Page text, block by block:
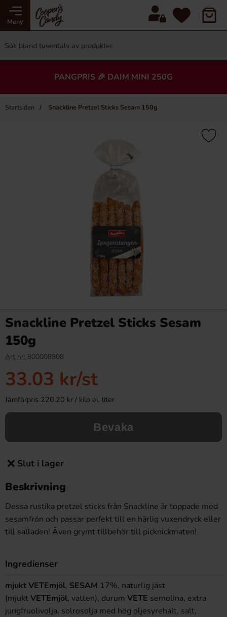
Meny
PANGPRIS 🎉 DAIM MINI 250G
Startsidan Snackline Pretzel Sticks Sesam 150g
Snackline Pretzel Sticks Sesam
150g
Art nr: 800008908
33.03 kr/st
Jämförpris 220.20 kr / kilo el. liter
Bevaka
Slut i lager
Beskrivning
Dessa rustika pretzel sticks från Snackline är toppade med
sesamfrön och passar perfekt till en härlig vuxendryck eller
till salladen! Även grymt tillbehör till picknickmaten!
Ingredienser
mjukt VETEmjöl, SESAM 17%, naturlig jäst
(mjuktVETEmjöl, vatten), durum VETE semolina, extra
jungfruolivolja, solrosolja med hög oljesyrehalt, salt,